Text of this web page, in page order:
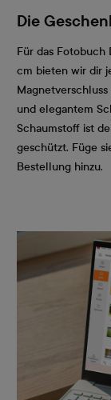
Die
Für das Fotobuch
cm bieten wir dir
und elegantem
Schaumstoff ist
geschützt. Füge
Bestellung hinzu.